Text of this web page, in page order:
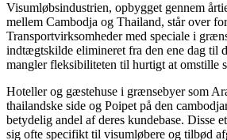
Visumløbsindustrien, opbygget gennem
mellem Cambodja og Thailand, står over
Transportvirksomheder med speciale i
indtægtskilde elimineret fra den ene dag til
mangler fleksibiliteten til hurtigt at omstille
Hoteller og gæstehuse i grænsebyer som
thailandske side og Poipet på den
betydelig andel af deres kundebase. Disse
sig ofte specifikt til visumløbere og tilbød